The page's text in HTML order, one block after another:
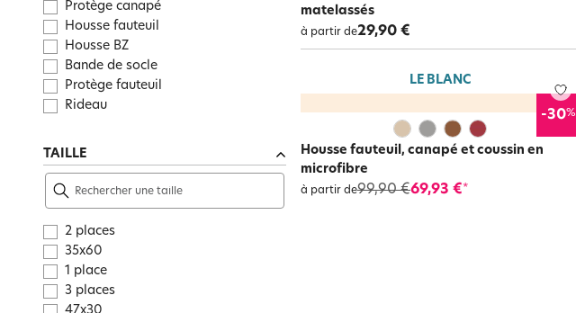
Protège canapé
Housse fauteuil
Housse BZ
Bande de socle
Protège fauteuil
Rideau
TAILLE
2 places
35x60
1 place
3 places
matelassés
à partir de29,90 €
LE BLANC
-30%
Housse fauteuil, canapé et coussin en
microfibre
à partir de99,90 €69,93 €*